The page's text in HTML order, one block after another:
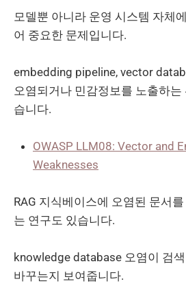
모델뿐 아니라 운영 시스템 자체
어 중요한 문제입니다.
embedding pipeline, vector
오염되거나 민감정보를 노출하는
습니다.
OWASP LLM08: Vector and
Weaknesses
RAG 지식베이스에 오염된 문서
는 연구도 있습니다.
knowledge database 오염이 검
바꾸는지 보여줍니다.